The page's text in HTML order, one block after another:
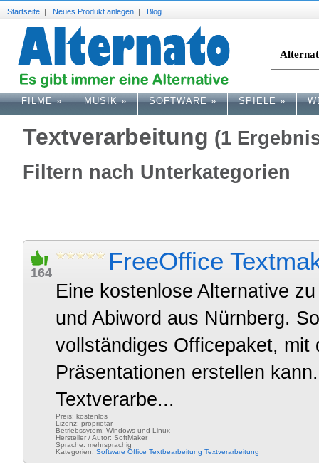
Startseite | Neues Produkt anlegen | Blog
FILME» MUSIK» SOFTWARE» SPIELE»
Textverarbeitung (1
Filtern nach Unterkategorien
164 FreeOffice
Eine kostenlose Alternative
und Abiword aus Nürnberg.
vollständiges Officepaket,
Präsentationen erstellen
Textverarbe...
Preis: kostenlos
Lizenz: proprietär
Betriebssytem: Windows und Linux
Hersteller / Autor: SoftMaker
Sprache: mehrsprachig
Kategorien: Software Office Textbearbeitung Textverarbeitung